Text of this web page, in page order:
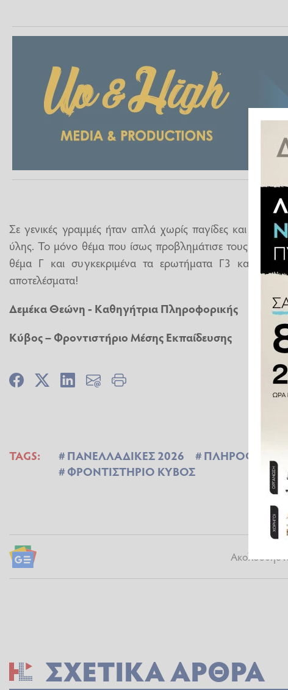
Σε γενικές γραμμές ήταν απλά χωρίς παγίδες και
ύλης. Το μόνο θέμα που ίσως προβλημάτισε τους
θέμα Γ και συγκεκριμένα τα ερωτήματα Γ3 και Γ4.
αποτελέσματα!
Δεμέκα Θεώνη - Καθηγήτρια Πληροφορικής
Κύβος – Φροντιστήριο Μέσης Εκπαίδευσης
TAGS: ΠΑΝΕΛΛΑΔΙΚΕΣ 2026
ΠΛΗΡΟΦΟΡΙΚΗ
ΦΡΟΝΤΙΣΤΗΡΙΟ ΚΥΒΟΣ
ΣΧΕΤΙΚΆ ΆΡΘΡΑ